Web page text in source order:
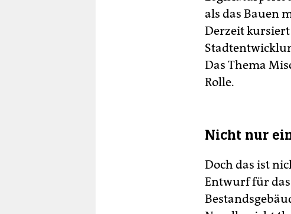
als das Bauen
Derzeit
Das Thema
Rolle.
Nicht nur
Doch das ist
Entwurf für